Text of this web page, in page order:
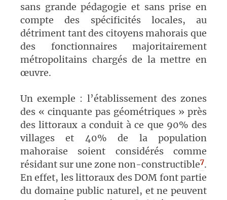
sans grande pédagogie et sans prise en
compte des spécificités locales, au
détriment tant des citoyens mahorais que
des fonctionnaires majoritairement
métropolitains chargés de la mettre en
œuvre.
Un exemple : l’établissement des zones
des « cinquante pas géométriques » près
des littoraux a conduit à ce que 90% des
villages et 40% de la population
mahoraise soient considérés comme
résidant sur une zone non-constructible7.
En effet, les littoraux des DOM font partie
du domaine public naturel, et ne peuvent